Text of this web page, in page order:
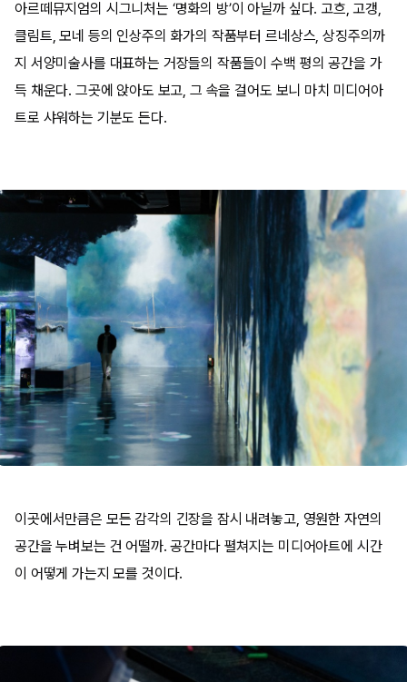
아르떼뮤지엄의 시그니처는 ‘명화의 방’이 아닐까 싶다. 고흐, 고갱,
클림트, 모네 등의 인상주의 화가의 작품부터 르네상스, 상징주의까
지 서양미술사를 대표하는 거장들의 작품들이 수백 평의 공간을 가
득 채운다. 그곳에 앉아도 보고, 그 속을 걸어도 보니 마치 미디어아
트로 샤워하는 기분도 든다.
이곳에서만큼은 모든 감각의 긴장을 잠시 내려놓고, 영원한 자연의
공간을 누벼보는 건 어떨까. 공간마다 펼쳐지는 미디어아트에 시간
이 어떻게 가는지 모를 것이다.